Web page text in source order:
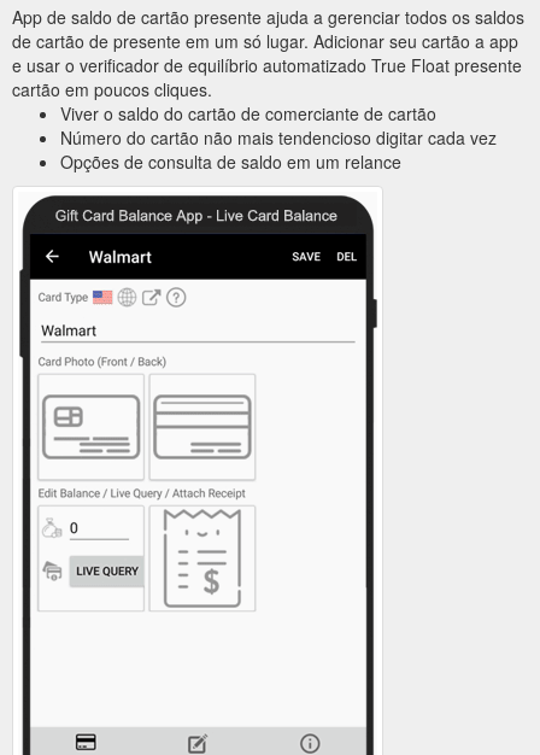
App de saldo de cartão presente ajuda a gerenciar todos os saldos
de cartão de presente em um só lugar. Adicionar seu cartão a app
e usar o verificador de equilíbrio automatizado True Float presente
cartão em poucos cliques.
Viver o saldo do cartão de comerciante de cartão
Número do cartão não mais tendencioso digitar cada vez
Opções de consulta de saldo em um relance